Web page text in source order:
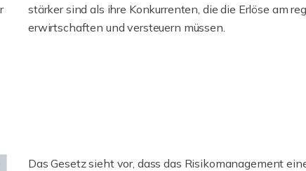
stärker sind als ihre Konkurrenten, die die Erlöse am
erwirtschaften und versteuern müssen.
Das Gesetz sieht vor, dass das Risikomanagement